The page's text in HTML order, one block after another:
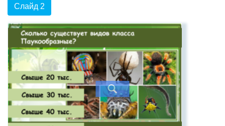
Слайд 2